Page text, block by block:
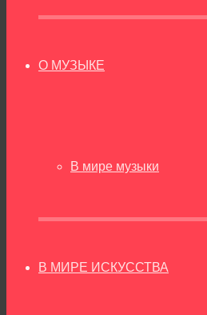
О МУЗЫКЕ
В мире музыки
В МИРЕ ИСКУССТВА